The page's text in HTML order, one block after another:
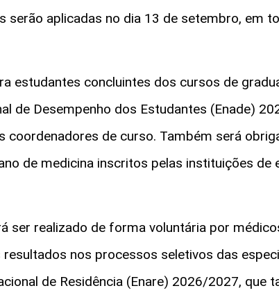
serão aplicadas no dia 13 de setembro, em
estudantes concluintes dos cursos de
de Desempenho dos Estudantes (Enade)
coordenadores de curso. Também será
de medicina inscritos pelas instituições de
ser realizado de forma voluntária por
nos processos seletivos das
de Residência (Enare) 2026/2027, que